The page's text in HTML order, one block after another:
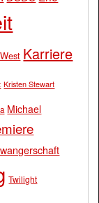
Karriere
Kristen Stewart
Michael
Twilight